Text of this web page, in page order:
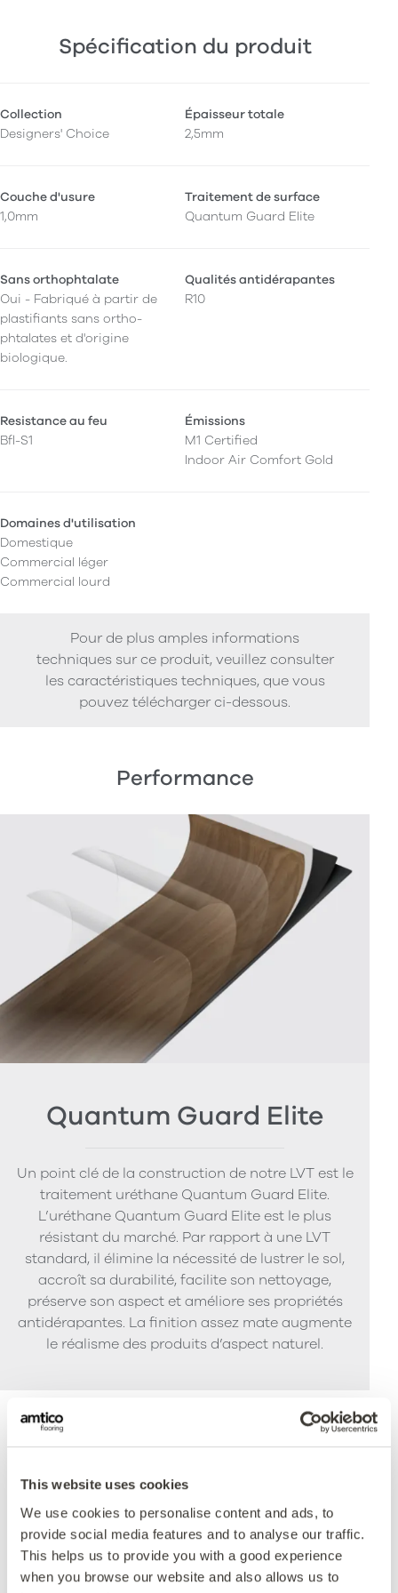
This website uses cookies
We use cookies to personalise content and ads, to
provide social media features and to analyse our traffic.
This helps us to provide you with a good experience
when you browse our website and also allows us to
Spécification du produit
Collection
Designers' Choice
Épaisseur totale
2,5mm
Couche d'usure
1,0mm
Traitement de surface
Quantum Guard Elite
Sans orthophtalate
Oui - Fabriqué à partir de
plastifiants sans ortho-
phtalates et d'origine
biologique.
Qualités antidérapantes
R10
Resistance au feu
Bfl-S1
Émissions
M1 Certified
Indoor Air Comfort Gold
Domaines d'utilisation
Domestique
Commercial léger
Commercial lourd
Pour de plus amples informations
techniques sur ce produit, veuillez consulter
les caractéristiques techniques, que vous
pouvez télécharger ci-dessous.
Performance
Quantum Guard Elite
Un point clé de la construction de notre LVT est le
traitement uréthane Quantum Guard Elite.
L’uréthane Quantum Guard Elite est le plus
résistant du marché. Par rapport à une LVT
standard, il élimine la nécessité de lustrer le sol,
accroît sa durabilité, facilite son nettoyage,
préserve son aspect et améliore ses propriétés
antidérapantes. La finition assez mate augmente
le réalisme des produits d’aspect naturel.
Accréditations